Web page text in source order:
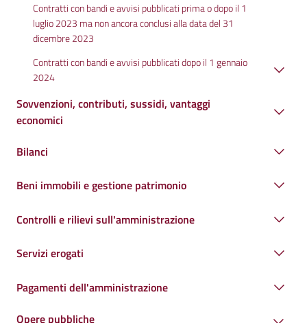
Contratti con bandi e avvisi pubblicati prima o dopo il 1
luglio 2023 ma non ancora conclusi alla data del 31
dicembre 2023
Contratti con bandi e avvisi pubblicati dopo il 1 gennaio
2024
Sovvenzioni, contributi, sussidi, vantaggi
economici
Bilanci
Beni immobili e gestione patrimonio
Controlli e rilievi sull'amministrazione
Servizi erogati
Pagamenti dell'amministrazione
Opere pubbliche